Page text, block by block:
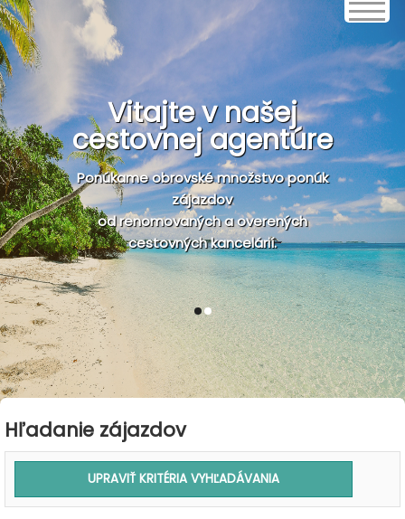
Vitajte v našej
cestovnej agentúre
Ponúkame obrovské množstvo ponúk
zájazdov
od renomovaných a overených
cestovných kancelárií.
1 2
Hľadanie zájazdov